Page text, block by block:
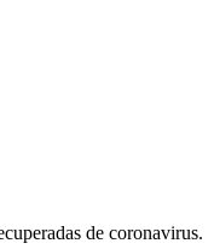
de coronavirus.